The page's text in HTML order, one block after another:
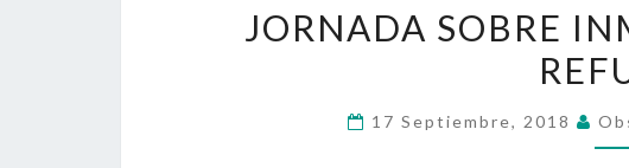
JORNADA SOBRE
17 Septiembre, 2018